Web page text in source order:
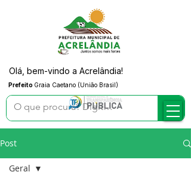
Prefeito Graia Caetano (União Brasil)
Olá, bem-vindo a Acrelândia!
Post
Geral